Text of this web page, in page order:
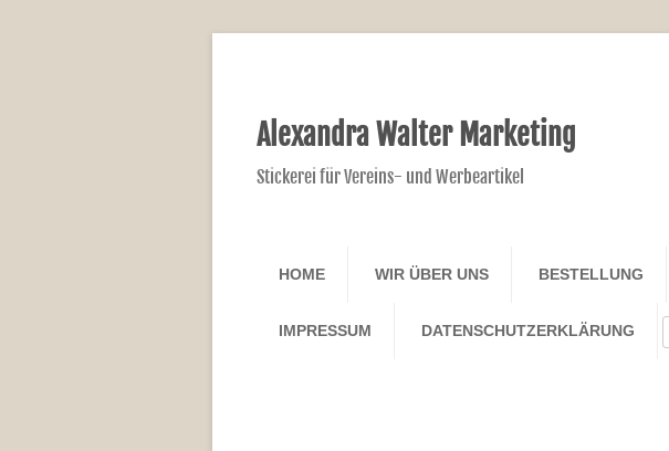
Alexandra Walter Marketing
Stickerei für Vereins- und Werbeartikel
HOME
WIR ÜBER UNS BESTELLUNG
IMPRESSUM DATENSCHUTZERKLÄRUNG